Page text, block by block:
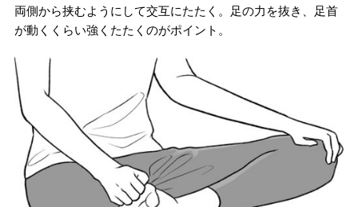
両側から挟むようにして交互にたたく。足の力を抜き、足首
が動くくらい強くたたくのがポイント。